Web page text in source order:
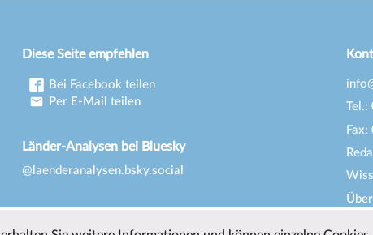
Diese Seite empfehlen
Bei Facebook teilen
Per E-Mail teilen
Länder-Analysen bei Bluesky
@laenderanalysen.bsky.social